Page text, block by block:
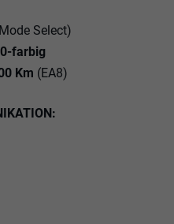
Select)
farbig
Km (EA8)